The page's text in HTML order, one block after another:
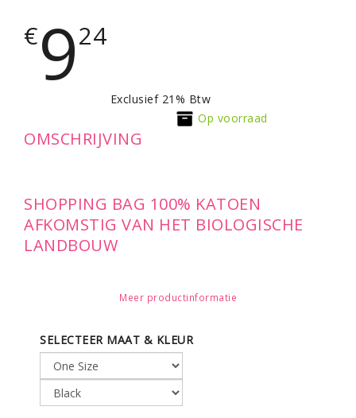
€924
Exclusief 21% Btw
Op voorraad
OMSCHRIJVING
SHOPPING BAG 100% KATOEN
AFKOMSTIG VAN HET BIOLOGISCHE
LANDBOUW
2 DRAAGRIEMEN VOOR HAND OF
ZIJN RONDE BASIS
Productpluspunten
trendy en vorm in een naturele
Meer productinformatie
SELECTEER MAAT & KLEUR